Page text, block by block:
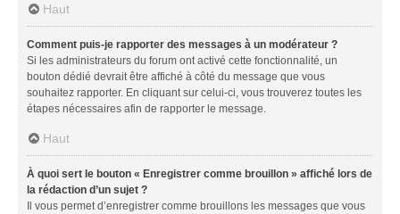
Haut
Comment puis-je rapporter des messages à un modérateur ?
Si les administrateurs du forum ont activé cette fonctionnalité, un
bouton dédié devrait être affiché à côté du message que vous
souhaitez rapporter. En cliquant sur celui-ci, vous trouverez toutes les
étapes nécessaires afin de rapporter le message.
Haut
À quoi sert le bouton « Enregistrer comme brouillon » affiché lors de
la rédaction d’un sujet ?
Il vous permet d’enregistrer comme brouillons les messages que vous